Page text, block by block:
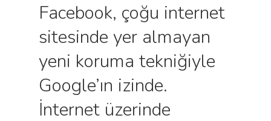
Facebook, çoğu internet
sitesinde yer almayan
yeni koruma tekniğiyle
Google’ın izinde.
İnternet üzerinde